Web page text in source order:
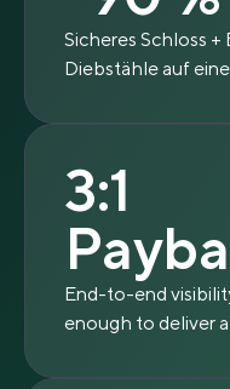
Sicheres Schloss
Diebstähle auf
3:1
End-to-end
enough to deliver a